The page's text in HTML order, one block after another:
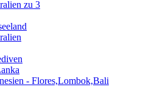
zu 3
- Flores,Lombok,Bali